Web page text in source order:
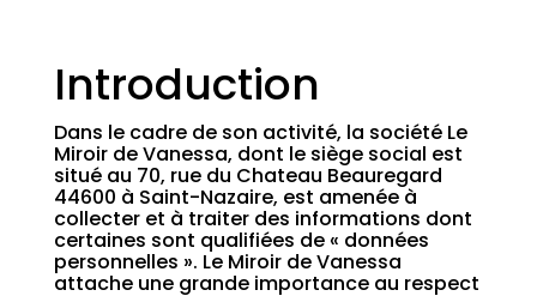
Introduction
Dans le cadre de son activité, la société Le
Miroir de Vanessa, dont le siège social est
situé au 70, rue du Chateau Beauregard
44600 à Saint-Nazaire, est amenée à
collecter et à traiter des informations dont
certaines sont qualifiées de « données
personnelles ». Le Miroir de Vanessa
attache une grande importance au respect